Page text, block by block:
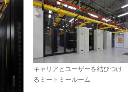
キャリアとユーザーを結びつけ
るミートミールーム